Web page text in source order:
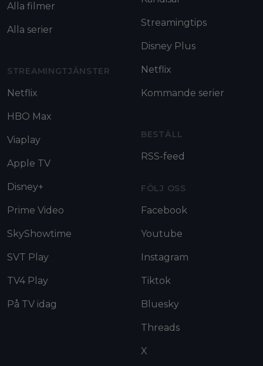
Alla filmer
Alla serier
STREAMINGTJÄNSTER
Netflix
HBO Max
Viaplay
Apple TV
Disney+
Prime Video
SkyShowtime
SVT Play
TV4 Play
På TV idag
Streamingtips
Disney Plus
Netflix
Kommande serier
BESTÄLL
RSS-feed
FÖLJ OSS
Facebook
Youtube
Instagram
Tiktok
Bluesky
Threads
X